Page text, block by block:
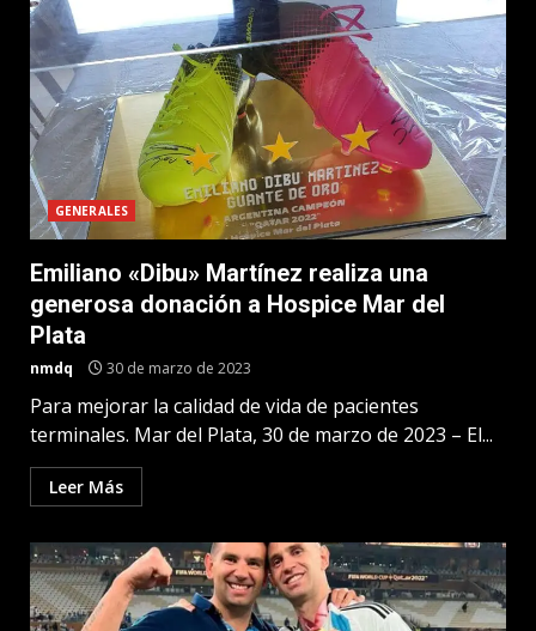
GENERALES
Emiliano «Dibu» Martínez realiza una
generosa donación a Hospice Mar del
Plata
nmdq 30 de marzo de 2023
Para mejorar la calidad de vida de pacientes
terminales. Mar del Plata, 30 de marzo de 2023 – El...
Leer Más